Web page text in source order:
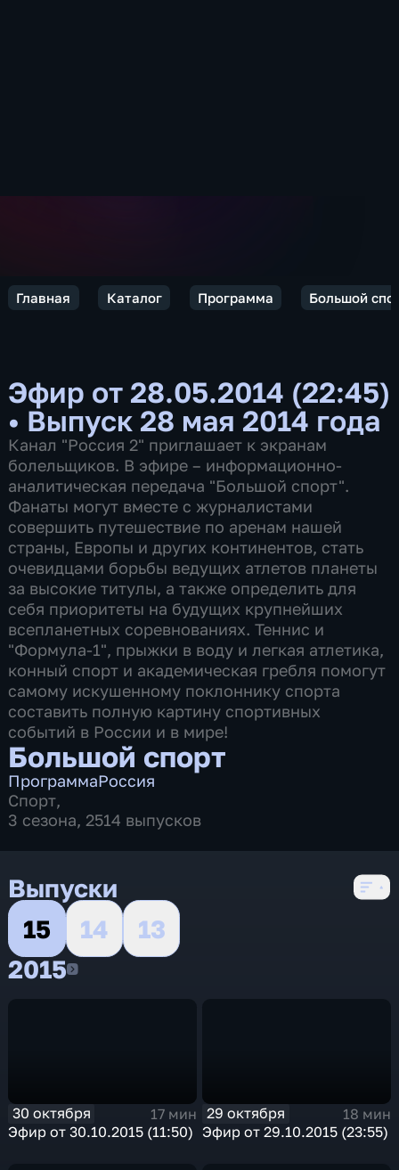
Главная Каталог Программа Большой
Эфир от 28.05.2014 (22:45)
• Выпуск 28 мая 2014 года
Канал "Россия 2" приглашает к экранам
болельщиков. В эфире – информационно-
аналитическая передача "Большой спорт".
Фанаты могут вместе с журналистами
совершить путешествие по аренам нашей
страны, Европы и других континентов, стать
очевидцами борьбы ведущих атлетов планеты
за высокие титулы, а также определить для
себя приоритеты на будущих крупнейших
всепланетных соревнованиях. Теннис и
"Формула-1", прыжки в воду и легкая атлетика,
конный спорт и академическая гребля помогут
самому искушенному поклоннику спорта
составить полную картину спортивных
событий в России и в мире!
Большой спорт
ПрограммаРоссия
Спорт,
3 сезона, 2514 выпусков
Выпуски
15
14
13
20152015
30 октября
17 мин
Эфир от 30.10.2015 (11:50)
29 октября
18 мин
Эфир от 29.10.2015 (23:55)